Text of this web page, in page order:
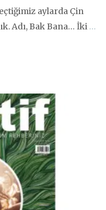
aylarda Çin
Adı, Bak Bana… İki …